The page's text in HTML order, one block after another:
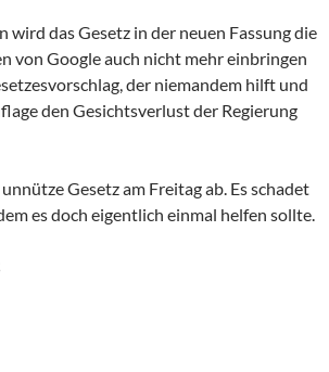
wird das Gesetz in der neuen Fassung die
von Google auch nicht mehr einbringen
der niemandem hilft und
den Gesichtsverlust der Regierung
Gesetz am Freitag ab. Es schadet
es doch eigentlich einmal helfen sollte.